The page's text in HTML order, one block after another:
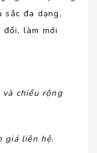
sắc đa dạng,
làm mới
chiều rộng
giá liên hệ.